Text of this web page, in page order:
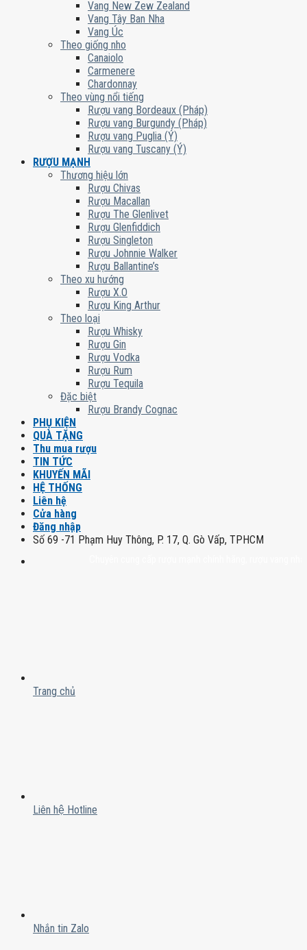
Vang New Zew Zealand
Vang Tây Ban Nha
Vang Úc
Theo giống nho
Canaiolo
Carmenere
Chardonnay
Theo vùng nổi tiếng
Rượu vang Bordeaux (Pháp)
Rượu vang Burgundy (Pháp)
Rượu vang Puglia (Ý)
Rượu vang Tuscany (Ý)
RƯỢU MẠNH
Thương hiệu lớn
Rượu Chivas
Rượu Macallan
Rượu The Glenlivet
Rượu Glenfiddich
Rượu Singleton
Rượu Johnnie Walker
Rượu Ballantine’s
Theo xu hướng
Rượu X.O
Rượu King Arthur
Theo loại
Rượu Whisky
Rượu Gin
Rượu Vodka
Rượu Rum
Rượu Tequila
Đặc biệt
Rượu Brandy Cognac
PHỤ KIỆN
QUÀ TẶNG
Thu mua rượu
TIN TỨC
KHUYẾN MÃI
HỆ THỐNG
Liên hệ
Cửa hàng
Đăng nhập
Số 69 -71 Phạm Huy Thông, P. 17, Q. Gò Vấp, TPHCM
Trang chủ
Liên hệ Hotline
Nhắn tin Zalo